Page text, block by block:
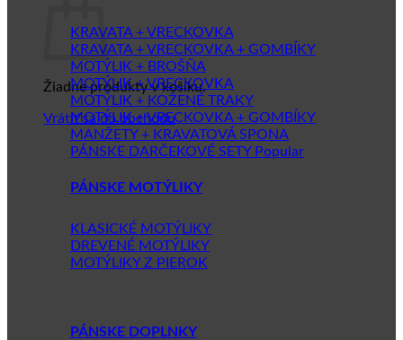
Žiadne produkty v košíku.
Vrátiť sa do obchodu
KRAVATA + VRECKOVKA
KRAVATA + VRECKOVKA + GOMBÍKY
MOTÝLIK + BROŠŇA
MOTÝLIK + VRECKOVKA
MOTÝLIK + KOŽENÉ TRAKY
MOTÝLIK + VRECKOVKA + GOMBÍKY
MANŽETY + KRAVATOVÁ SPONA
PÁNSKE DARČEKOVÉ SETY
PÁNSKE MOTÝLIKY
KLASICKÉ MOTÝLIKY
DREVENÉ MOTÝLIKY
MOTÝLIKY Z PIEROK
PÁNSKE DOPLNKY